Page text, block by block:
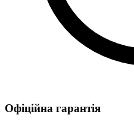
Офіційна гарантія